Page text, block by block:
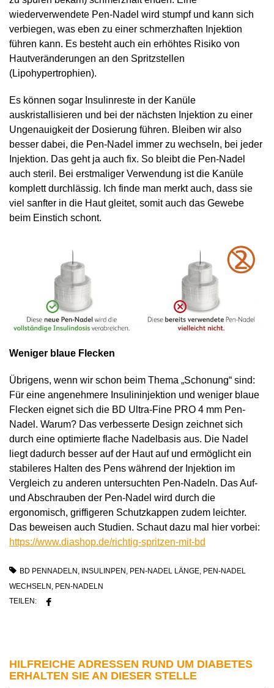
wiederverwendete Pen-Nadel wird stumpf und kann sich
verbiegen, was eben zu einer schmerzhaften Injektion
führen kann. Es besteht auch ein erhöhtes Risiko von
Hautveränderungen an den Spritzstellen
(Lipohypertrophien).
Es können sogar Insulinreste in der Kanüle
auskristallisieren und bei der nächsten Injektion zu einer
Ungenauigkeit der Dosierung führen. Bleiben wir also
besser dabei, die Pen-Nadel immer zu wechseln, bei jeder
Injektion. Das geht ja auch fix. So bleibt die Pen-Nadel
auch steril. Bei erstmaliger Verwendung ist die Kanüle
komplett durchlässig. Ich finde man merkt auch, dass sie
viel sanfter in die Haut gleitet, somit auch das Gewebe
beim Einstich schont.
Weniger blaue Flecken
Übrigens, wenn wir schon beim Thema „Schonung“ sind:
Für eine angenehmere Insulininjektion und weniger blaue
Flecken eignet sich die BD Ultra-Fine PRO 4 mm Pen-
Nadel. Warum? Das verbesserte Design zeichnet sich
durch eine optimierte flache Nadelbasis aus. Die Nadel
liegt dadurch besser auf der Haut auf und ermöglicht ein
stabileres Halten des Pens während der Injektion im
Vergleich zu anderen untersuchten Pen-Nadeln. Das Auf-
und Abschrauben der Pen-Nadel wird durch die
ergonomisch, griffigeren Schutzkappen zudem leichter.
Das beweisen auch Studien. Schaut dazu mal hier vorbei:
https://www.diashop.de/richtig-spritzen-mit-bd
BD PENNADELN , INSULINPEN , PEN-NADEL LÄNGE, PEN-NADEL
WECHSELN , PEN-NADELN
TEILEN:
HILFREICHE ADRESSEN RUND UM DIABETES
ERHALTEN SIE AN DIESER STELLE